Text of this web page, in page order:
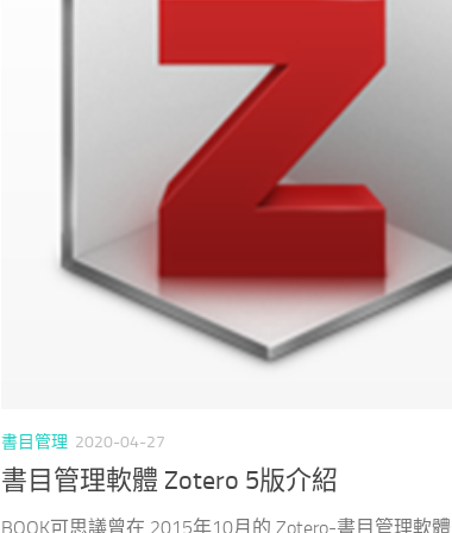
書目管理 2020-04-27
書目管理軟體 Zotero 5版介紹
BOOK可思議曾在 2015年10月的 Zotero-書目管理軟體